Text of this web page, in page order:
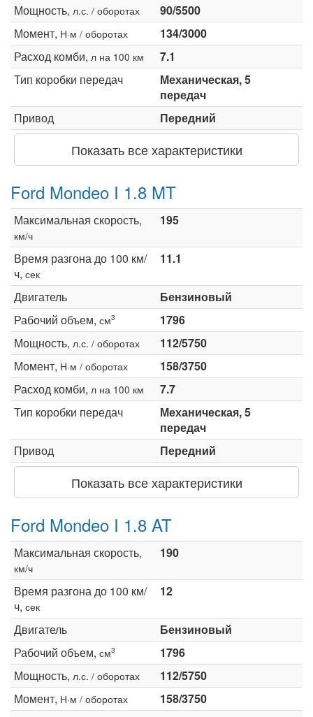
Мощность, л.с. / оборотах
90/5500
Момент, Н·м / оборотах
134/3000
Расход комби, л на 100 км
7.1
Тип коробки передач
Механическая, 5
передач
Привод
Передний
Показать все характеристики
Ford Mondeo I 1.8 MT
Максимальная скорость,
км/ч
195
Время разгона до 100 км/
ч, сек
11.1
Двигатель
Бензиновый
Рабочий объем, см3
1796
Мощность, л.с. / оборотах
112/5750
Момент, Н·м / оборотах
158/3750
Расход комби, л на 100 км
7.7
Тип коробки передач
Механическая, 5
передач
Привод
Передний
Показать все характеристики
Ford Mondeo I 1.8 AT
Максимальная скорость,
км/ч
190
Время разгона до 100 км/
ч, сек
12
Двигатель
Бензиновый
Рабочий объем, см3
1796
Мощность, л.с. / оборотах
112/5750
Момент, Н·м / оборотах
158/3750